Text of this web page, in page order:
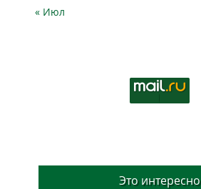
« Июл
Это интересно